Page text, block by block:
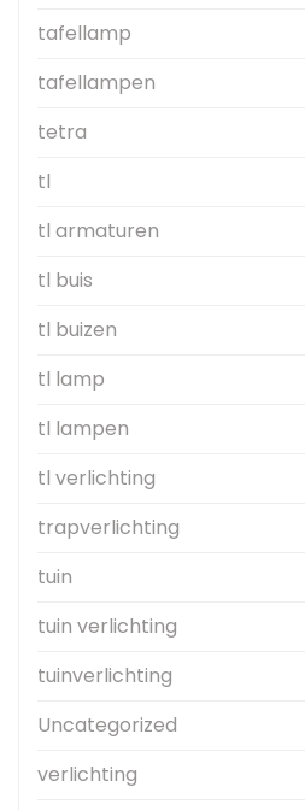
tafellamp
tafellampen
tetra
tl
tl armaturen
tl buis
tl buizen
tl lamp
tl lampen
tl verlichting
trapverlichting
tuin
tuin verlichting
tuinverlichting
Uncategorized
verlichting